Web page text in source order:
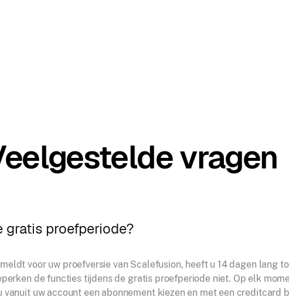
vragen
gratis proefperiode?
voor uw proefversie van Scalefusion, heeft u 14 dagen lang
de functies tijdens de gratis proefperiode niet. Op elk
uw account een abonnement kiezen en met een creditcard